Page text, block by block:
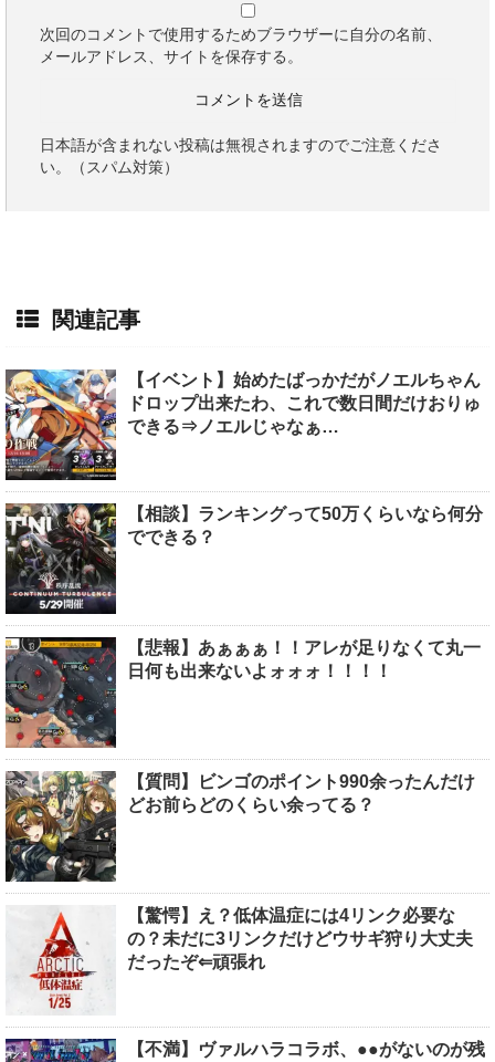
次回のコメントで使用するためブラウザーに自分の名前、
メールアドレス、サイトを保存する。
日本語が含まれない投稿は無視されますのでご注意くださ
い。（スパム対策）
関連記事
【イベント】始めたばっかだがノエルちゃん
ドロップ出来たわ、これで数日間だけおりゅ
できる⇒ノエルじゃなぁ…
【相談】ランキングって50万くらいなら何分
でできる？
【悲報】あぁぁぁ！！アレが足りなくて丸一
日何も出来ないよォォォ！！！！
【質問】ビンゴのポイント990余ったんだけ
どお前らどのくらい余ってる？
【驚愕】え？低体温症には4リンク必要な
の？未だに3リンクだけどウサギ狩り大丈夫
だったぞ⇐頑張れ
【不満】ヴァルハラコラボ、●●がないのが残